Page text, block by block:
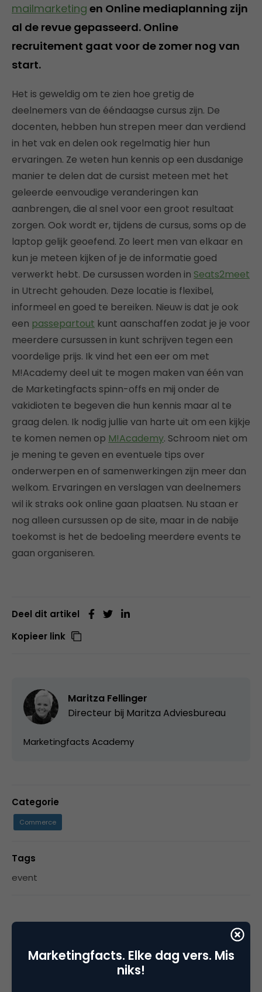
mailmarketing en Online mediaplanning zijn
al de revue gepasseerd. Online
recruitement gaat voor de zomer nog van
start.
Het is geweldig om te zien hoe gretig de
deelnemers van de ééndaagse cursus zijn. De
docenten, hebben hun strepen meer dan verdiend
in het vak en delen ook regelmatig hier hun
ervaringen. Ze weten hun kennis op een dusdanige
manier te delen dat de cursist meteen met het
geleerde eenvoudige veranderingen kan
aanbrengen, die al snel voor een groot resultaat
zorgen. Ook wordt er, tijdens de cursus, soms op de
laptop gelijk geoefend. Zo leert men van elkaar en
kun je meteen kijken of je de informatie goed
verwerkt hebt. De cursussen worden in Seats2meet
in Utrecht gehouden. Deze locatie is flexibel,
informeel en goed te bereiken. Nieuw is dat je ook
een passepartout kunt aanschaffen zodat je je voor
meerdere cursussen in kunt schrijven tegen een
voordelige prijs. Ik vind het een eer om met
M!Academy deel uit te mogen maken van één van
de Marketingfacts spinn-offs en mij onder de
vakidioten te begeven die hun kennis maar al te
graag delen. Ik nodig jullie van harte uit om een kijkje
te komen nemen op M!Academy. Schroom niet om
je mening te geven en eventuele tips over
onderwerpen en of samenwerkingen zijn meer dan
welkom. Ervaringen en verslagen van deelnemers
wil ik straks ook online gaan plaatsen. Nu staan er
nog alleen cursussen op de site, maar in de nabije
toekomst is het de bedoeling meerdere events te
gaan organiseren.
Deel dit artikel
Kopieer link
Maritza Fellinger
Directeur bij Maritza Adviesbureau
Marketingfacts Academy
Categorie
Commerce
Tags
event
Marketingfacts. Elke dag vers. Mis
niks!